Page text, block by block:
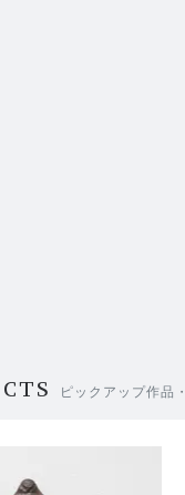
ピックアップ作品